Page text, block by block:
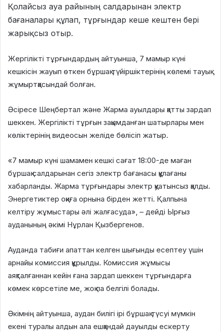
Қолайсыз ауа райының салдарынан электр
бағаналары құлап, тұрғындар кеше кештен бері
жарықсыз отыр.
Жергілікті тұрғындардың айтуынша, 7 мамыр күні
кешкісін жауып өткен бұршақ түйіршіктерінің көлемі тауық
жұмыртқасындай болған.
Әсіресе Шеңбертал және Жарма ауылдары қатты зардап
шеккен. Жергілікті тұрғын зақымданған шатырлары мен
көліктерінің видеосын желіде бөлісіп жатыр.
«7 мамыр күні шамамен кешкі сағат 18:00-де маған
бұршақ салдарынан сегіз электр бағанасы құлағаны
хабарланды. Жарма тұрғындары электр қуатынсыз қалды.
Энергетиктер оқиға орнына бірден жетті. Қалпына
келтіру жұмыстары әлі жалғасуда», – дейді Ырғыз
ауданының әкімі Нұрлан Қызбергенов.
Ауданда табиғи апаттан келген шығынды есептеу үшін
арнайы комиссия құрылды. Комиссия жұмысы
аяқталғаннан кейін ғана зардап шеккен тұрғындарға
көмек көрсетіле ме, жоқ па белгілі болады.
Әкімнің айтуынша, аудан билігі ірі бұршақ түсуі мүмкін
екені туралы алдын ала ешқандай дауылды ескерту